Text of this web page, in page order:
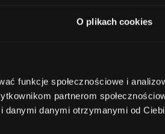
O plikach cookies
funkcje społecznościowe i
partnerom
danymi danymi otrzymanymi od